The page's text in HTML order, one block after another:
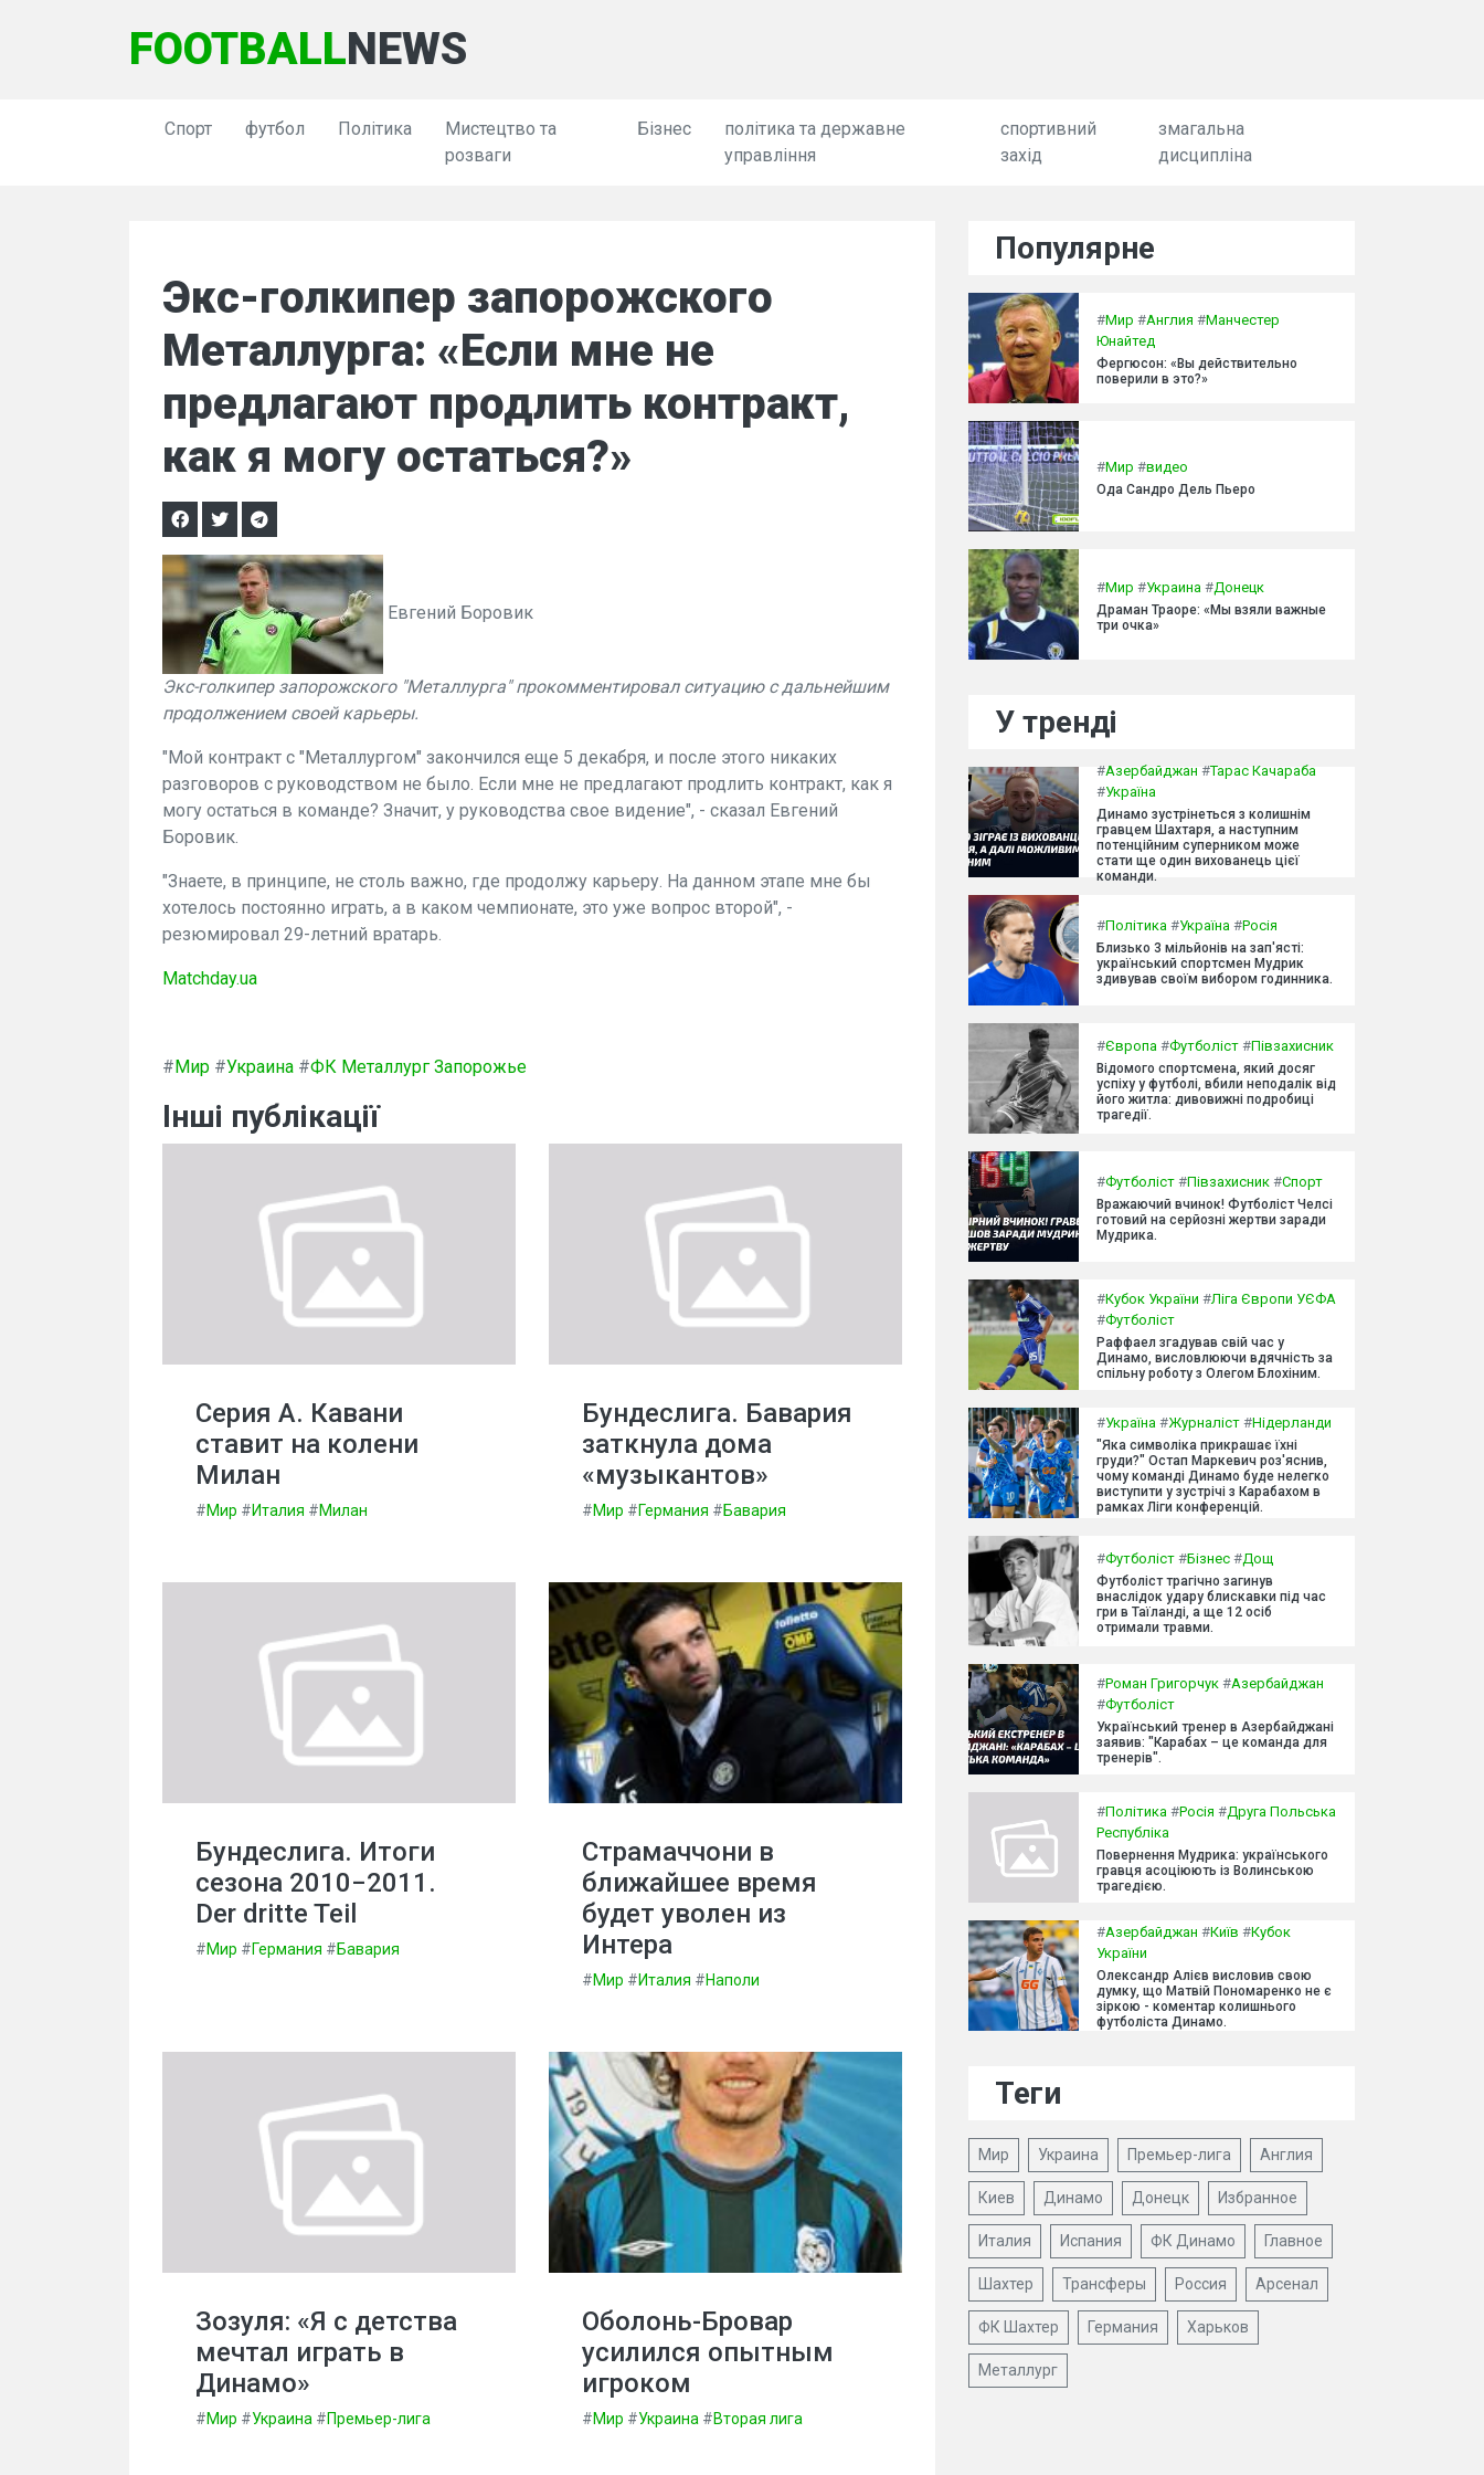
FOOTBALLNEWS
Спорт футбол Політика
Мистецтво та
розваги
Бізнес
політика та державне
управління
спортивний
захід
змагальна
дисципліна
Экс-голкипер запорожского
Металлурга: «Если мне не
предлагают продлить контракт,
как я могу остаться?»
Евгений Боровик
Экс-голкипер запорожского "Металлурга" прокомментировал ситуацию с дальнейшим
продолжением своей карьеры.
"Мой контракт с "Металлургом" закончился еще 5 декабря, и после этого никаких
разговоров с руководством не было. Если мне не предлагают продлить контракт, как я
могу остаться в команде? Значит, у руководства свое видение", - сказал Евгений
Боровик.
"Знаете, в принципе, не столь важно, где продолжу карьеру. На данном этапе мне бы
хотелось постоянно играть, а в каком чемпионате, это уже вопрос второй", -
резюмировал 29-летний вратарь.
Matchday.ua
#Мир #Украина #ФК Металлург Запорожье
Інші публікації
Серия А. Кавани
ставит на колени
Милан
#Мир #Италия #Милан
Бундеслига. Бавария
заткнула дома
«музыкантов»
#Мир #Германия #Бавария
Бундеслига. Итоги
сезона 2010−2011.
Der dritte Teil
#Мир #Германия #Бавария
Страмаччони в
ближайшее время
будет уволен из
Интера
#Мир #Италия #Наполи
Зозуля: «Я с детства
мечтал играть в
Динамо»
#Мир #Украина #Премьер-лига
Оболонь-Бровар
усилился опытным
игроком
#Мир #Украина #Вторая лига
Популярне
#Мир #Англия #Манчестер
Юнайтед
Фергюсон: «Вы действительно
поверили в это?»
#Мир #видео
Ода Сандро Дель Пьеро
#Мир #Украина #Донецк
Драман Траоре: «Мы взяли важные
три очка»
У тренді
#Азербайджан #Тарас Качараба
#Україна
Динамо зустрінеться з колишнім
гравцем Шахтаря, а наступним
потенційним суперником може
стати ще один вихованець цієї
команди.
#Політика #Україна #Росія
Близько 3 мільйонів на зап'ясті:
український спортсмен Мудрик
здивував своїм вибором годинника.
#Європа #Футболіст #Півзахисник
Відомого спортсмена, який досяг
успіху у футболі, вбили неподалік від
його житла: дивовижні подробиці
трагедії.
#Футболіст #Півзахисник #Спорт
Вражаючий вчинок! Футболіст Челсі
готовий на серйозні жертви заради
Мудрика.
#Кубок України #Ліга Європи УЄФА
#Футболіст
Раффаел згадував свій час у
Динамо, висловлюючи вдячність за
спільну роботу з Олегом Блохіним.
#Україна #Журналіст #Нідерланди
"Яка символіка прикрашає їхні
груди?" Остап Маркевич роз'яснив,
чому команді Динамо буде нелегко
виступити у зустрічі з Карабахом в
рамках Ліги конференцій.
#Футболіст #Бізнес #Дощ
Футболіст трагічно загинув
внаслідок удару блискавки під час
гри в Таїланді, а ще 12 осіб
отримали травми.
#Роман Григорчук #Азербайджан
#Футболіст
Український тренер в Азербайджані
заявив: "Карабах – це команда для
тренерів".
#Політика #Росія #Друга Польська
Республіка
Повернення Мудрика: українського
гравця асоціюють із Волинською
трагедією.
#Азербайджан #Київ #Кубок
України
Олександр Алієв висловив свою
думку, що Матвій Пономаренко не є
зіркою - коментар колишнього
футболіста Динамо.
Теги
Мир Украина Премьер-лига Англия
Киев Динамо Донецк Избранное
Италия Испания ФК Динамо Главное
Шахтер Трансферы Россия Арсенал
ФК Шахтер Германия Харьков
Металлург